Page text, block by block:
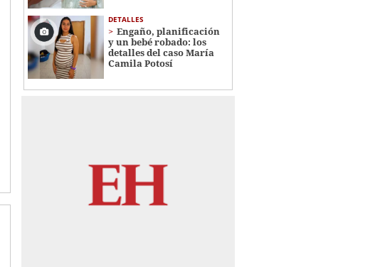
DETALLES
Engaño, planificación
y un bebé robado: los
detalles del caso María
Camila Potosí